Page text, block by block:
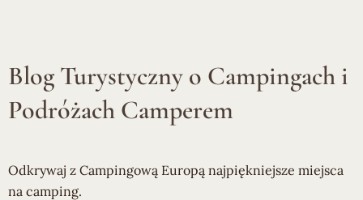
Blog Turystyczny o Campingach i
Podróżach Camperem
Odkrywaj z Campingową Europą najpiękniejsze miejsca
na camping.